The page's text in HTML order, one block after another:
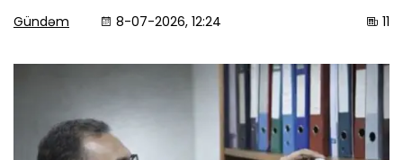
Gündəm 8-07-2026, 12:24 11